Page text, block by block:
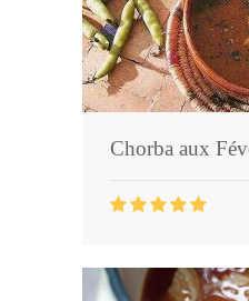
Chorba aux